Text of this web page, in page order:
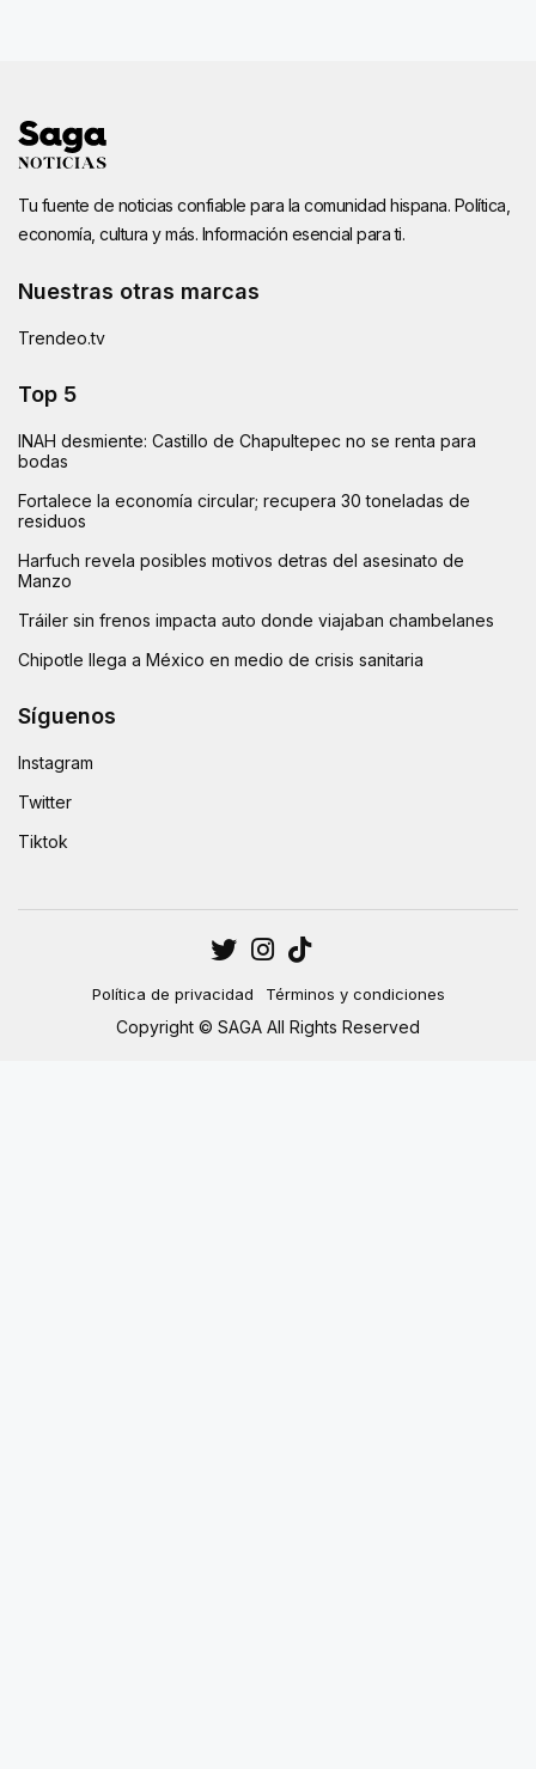
Tu fuente de noticias confiable para la comunidad hispana. Política,
economía, cultura y más. Información esencial para ti.
Nuestras otras marcas
Trendeo.tv
Top 5
INAH desmiente: Castillo de Chapultepec no se renta para
bodas
Fortalece la economía circular; recupera 30 toneladas de
residuos
Harfuch revela posibles motivos detras del asesinato de
Manzo
Tráiler sin frenos impacta auto donde viajaban chambelanes
Chipotle llega a México en medio de crisis sanitaria
Síguenos
Instagram
Twitter
Tiktok
Política de privacidad Términos y condiciones
Copyright © SAGA All Rights Reserved